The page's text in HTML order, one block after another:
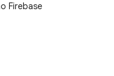
Firebase